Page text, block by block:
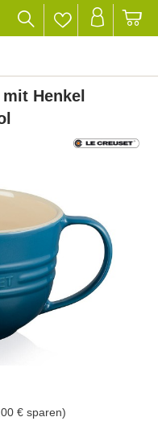
Henkel
€ sparen)